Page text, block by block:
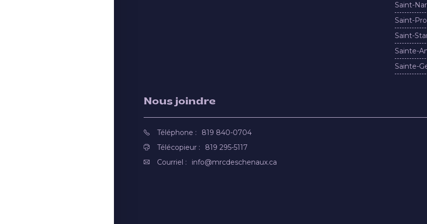
Saint-
Saint-
Saint-
Sainte-
Sainte-
Nous joindre
Téléphone :
819 840-0704
Télécopieur :
819 295-5117
Courriel :
info@mrcdeschenaux.ca